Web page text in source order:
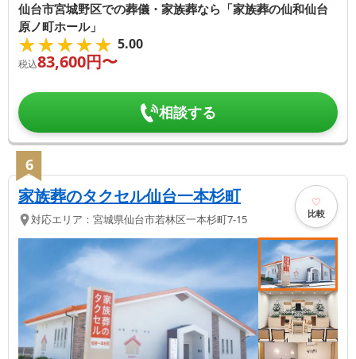
仙台市宮城野区での葬儀・家族葬なら「家族葬の仙和仙台
原ノ町ホール」
★★★★★
★★★★★ 5.00
税込83,600円〜
相談する
6
家族葬のタクセル仙台一本杉町
対応エリア： 宮城県仙台市若林区一本杉町7-15 比較